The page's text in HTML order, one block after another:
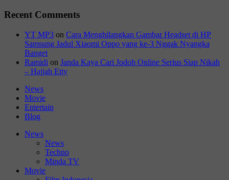
Recent Comments
YT MP3 on Cara Menghilangkan Gambar Headset di HP
Samsung Jadul Xiaomi Oppo yang ke-3 Nggak Nyangka
Banget
Ramidi on Janda Kaya Cari Jodoh Online Serius Siap Nikah
– Hajjah Etty
News
Movie
Entertain
Blog
News
News
Techno
Minda TV
Movie